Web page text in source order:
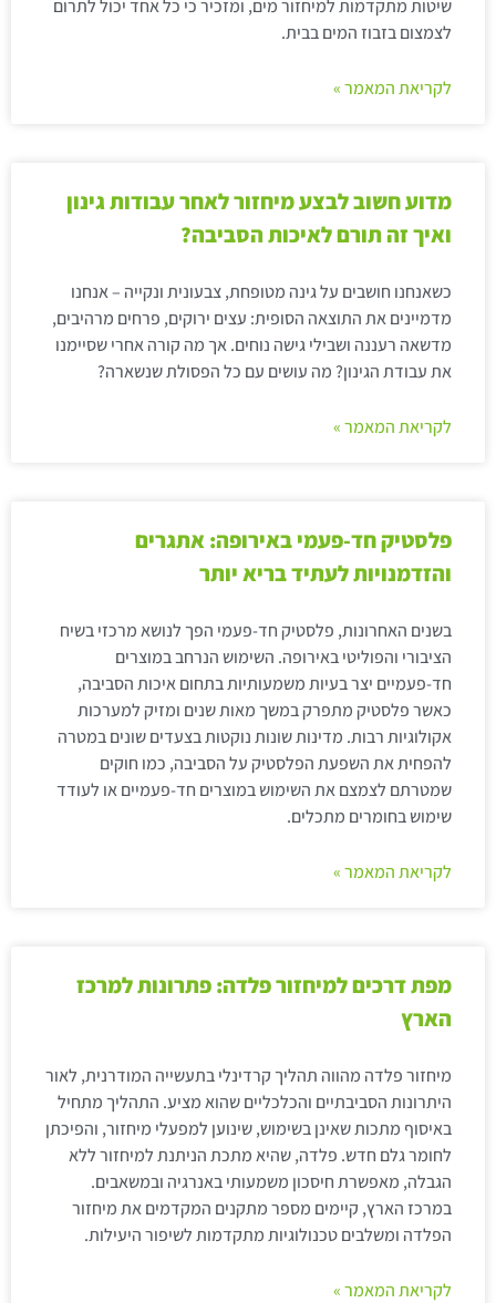
שיטות מתקדמות למיחזור מים, ומזכיר כי כל אחד יכול לתרום
לצמצום בזבוז המים בבית.
לקריאת המאמר »
מדוע חשוב לבצע מיחזור לאחר עבודות גינון
ואיך זה תורם לאיכות הסביבה?
כשאנחנו חושבים על גינה מטופחת, צבעונית ונקייה – אנחנו
מדמיינים את התוצאה הסופית: עצים ירוקים, פרחים מרהיבים,
מדשאה רעננה ושבילי גישה נוחים. אך מה קורה אחרי שסיימנו
את עבודת הגינון? מה עושים עם כל הפסולת שנשארה?
לקריאת המאמר »
פלסטיק חד-פעמי באירופה: אתגרים
והזדמנויות לעתיד בריא יותר
בשנים האחרונות, פלסטיק חד-פעמי הפך לנושא מרכזי בשיח
הציבורי והפוליטי באירופה. השימוש הנרחב במוצרים
חד-פעמיים יצר בעיות משמעותיות בתחום איכות הסביבה,
כאשר פלסטיק מתפרק במשך מאות שנים ומזיק למערכות
אקולוגיות רבות. מדינות שונות נוקטות בצעדים שונים במטרה
להפחית את השפעת הפלסטיק על הסביבה, כמו חוקים
שמטרתם לצמצם את השימוש במוצרים חד-פעמיים או לעודד
שימוש בחומרים מתכלים.
לקריאת המאמר »
מפת דרכים למיחזור פלדה: פתרונות למרכז
הארץ
מיחזור פלדה מהווה תהליך קרדינלי בתעשייה המודרנית, לאור
היתרונות הסביבתיים והכלכליים שהוא מציע. התהליך מתחיל
באיסוף מתכות שאינן בשימוש, שינוען למפעלי מיחזור, והפיכתן
לחומר גלם חדש. פלדה, שהיא מתכת הניתנת למיחזור ללא
הגבלה, מאפשרת חיסכון משמעותי באנרגיה ובמשאבים.
במרכז הארץ, קיימים מספר מתקנים המקדמים את מיחזור
הפלדה ומשלבים טכנולוגיות מתקדמות לשיפור היעילות.
לקריאת המאמר »